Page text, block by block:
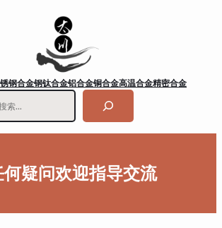
钢合金钢钛合金铝合金铜合金高温合金精密合金
疑问欢迎指导交流